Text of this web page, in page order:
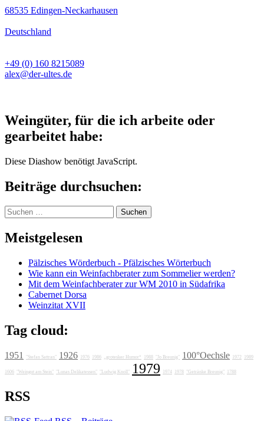
68535 Edingen-Neckarhausen
Deutschland
+49 (0) 160 8215089
alex@der-ultes.de
Weingüter, für die ich arbeite oder
gearbeitet habe:
Diese Diashow benötigt JavaScript.
Beiträge durchsuchen:
Suchen
nach:
Meistgelesen
Pälzisches Wörderbuch - Pfälzisches Wörterbuch
Wie kann ein Weinfachberater zum Sommelier werden?
Mit dem Weinfachberater zur WM 2010 in Südafrika
Cabernet Dorsa
Weinzitat XVII
Tag cloud:
1951 "Stefan Sattran" 1926 1976 1986 „grotesker Humor“ 1988 "Jo Breunig" 100°Oechsle 1972 1989
1606 "Weingut am Stein" "Lunas Delikatessen" "Ludwig Knoll" 1979 1974 1978 "Getränke Breunig" 1788
RSS